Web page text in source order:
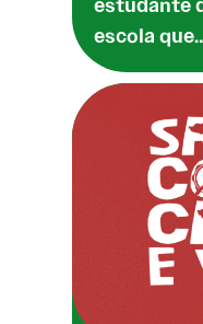
escola